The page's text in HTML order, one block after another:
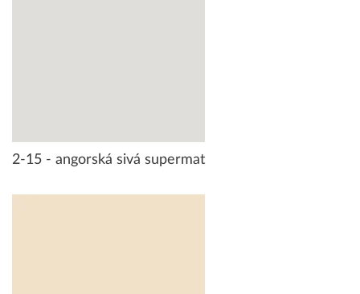
2-15 - angorská sivá supermat